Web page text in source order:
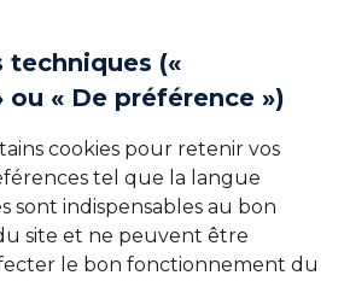
techniques («
ou « De préférence »)
cookies pour retenir vos
tel que la langue
sont indispensables au bon
site et ne peuvent être
le bon fonctionnement du